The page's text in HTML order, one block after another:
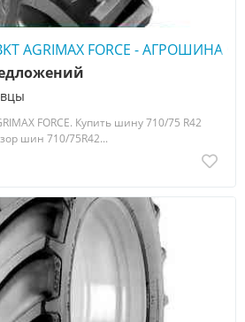
AGRIMAX FORCE - АГРОШИНА ☎️
FORCE. Купить шину 710/75 R42
шин 710/75R42...